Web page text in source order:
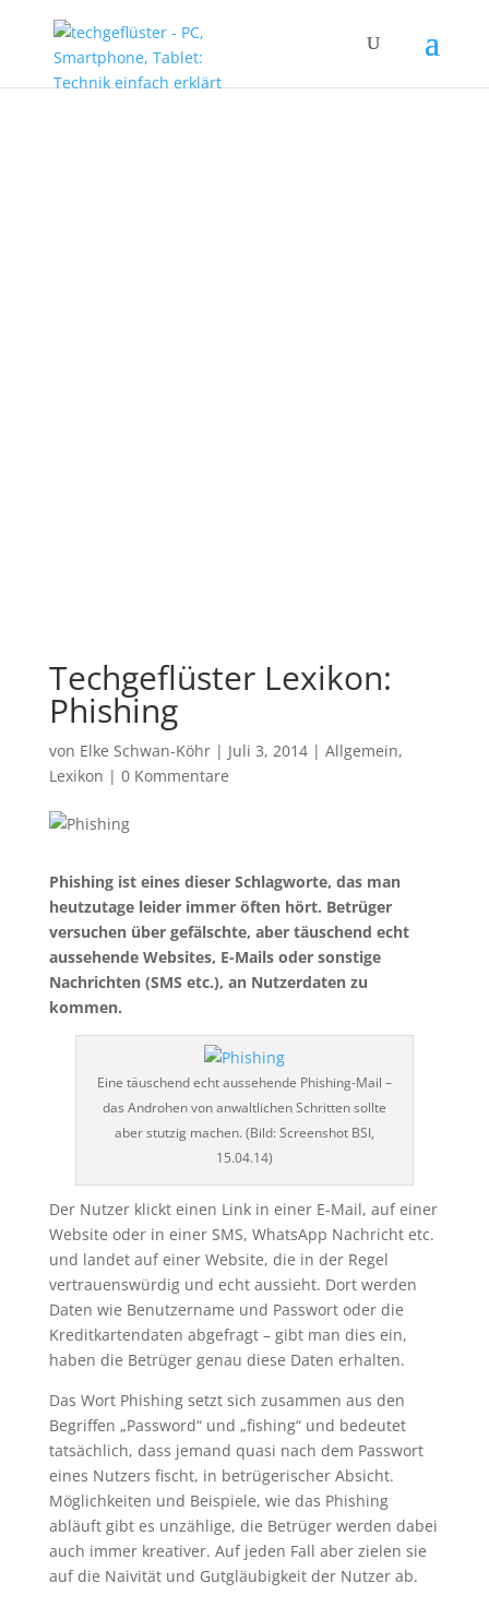
Techgeflüster Lexikon:
Phishing
von Elke Schwan-Köhr| Juli 3, 2014| Allgemein,
Lexikon | 0 Kommentare
Phishing ist eines dieser Schlagworte, das man
heutzutage leider immer öften hört. Betrüger
versuchen über gefälschte, aber täuschend echt
aussehende Websites, E-Mails oder sonstige
Nachrichten (SMS etc.), an Nutzerdaten zu
kommen.
Eine täuschend echt aussehende Phishing-Mail –
das Androhen von anwaltlichen Schritten sollte
aber stutzig machen. (Bild: Screenshot BSI,
15.04.14)
Der Nutzer klickt einen Link in einer E-Mail, auf einer
Website oder in einer SMS, WhatsApp Nachricht etc.
und landet auf einer Website, die in der Regel
vertrauenswürdig und echt aussieht. Dort werden
Daten wie Benutzername und Passwort oder die
Kreditkartendaten abgefragt – gibt man dies ein,
haben die Betrüger genau diese Daten erhalten.
Das Wort Phishing setzt sich zusammen aus den
Begriffen „Password“ und „fishing“ und bedeutet
tatsächlich, dass jemand quasi nach dem Passwort
eines Nutzers fischt, in betrügerischer Absicht.
Möglichkeiten und Beispiele, wie das Phishing
abläuft gibt es unzählige, die Betrüger werden dabei
auch immer kreativer. Auf jeden Fall aber zielen sie
auf die Naivität und Gutgläubigkeit der Nutzer ab.